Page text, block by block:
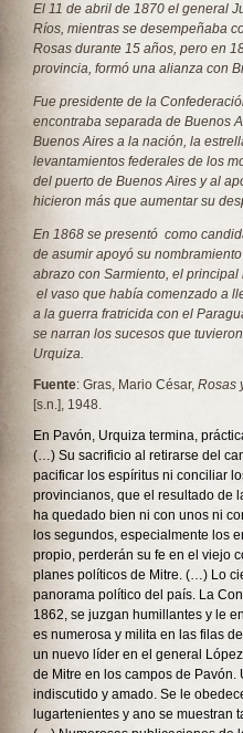
El 11 de abril de 1870 el general
Ríos, mientras se desempeñaba
Rosas durante 15 años, pero en
provincia, formó una alianza con
Fue presidente de la
encontraba separada de Buenos
Buenos Aires a la nación, la
levantamientos federales de los
del puerto de Buenos Aires y al
hicieron más que aumentar su
En 1868 se presentó como
de asumir apoyó su
abrazo con Sarmiento, el
el vaso que había comenzado a
a la guerra fratricida con el
se narran los sucesos que
Urquiza.
Fuente: Gras, Mario César, Rosas
[s.n.], 1948.
En Pavón, Urquiza termina,
(…) Su sacrificio al retirarse del
pacificar los espíritus ni conciliar
provincianos, que el resultado de
ha quedado bien ni con unos ni
los segundos, especialmente los
propio, perderán su fe en el viejo
planes políticos de Mitre. (…) Lo
panorama político del país. La
1862, se juzgan humillantes y le
es numerosa y milita en las filas
un nuevo líder en el general
de Mitre en los campos de
indiscutido y amado. Se le
lugartenientes y ano se